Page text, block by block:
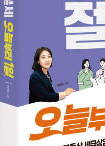
속받은 1세대 1주택, 장특공은
천사
거주요건 따로 챙겨라
시 장특공 계산법
거주자일 때랑 똑같을까?
점
, 세율 알아보기
제액 빼는 이유